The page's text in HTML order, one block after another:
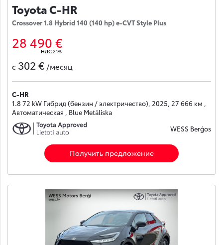
Toyota C-HR
Crossover 1.8 Hybrid 140 (140 hp) e-CVT Style Plus
28 490 €
НДС 21%
с 302 € /месяц
C-HR
1.8 72 kW Гибрид (бензин / электричество), 2025, 27 666 км ,
Автоматическая , Blue Metāliska
WESS Berģos
Получить предложение